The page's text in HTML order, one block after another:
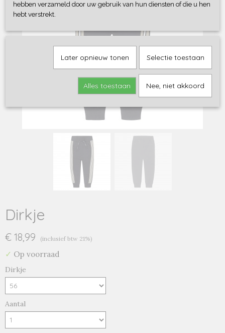
Dirkje
€ 18,99 (inclusief btw 21%)
✓ Op voorraad
Dirkje
Aantal
hebben verzameld door uw gebruik van hun diensten of die u hen
hebt verstrekt.
Later opnieuw tonen Selectie toestaan
Alles toestaan Nee, niet akkoord